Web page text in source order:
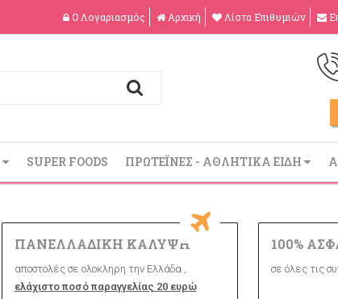
Ο Λογαριασμός Αρχική Λίστα Επιθυμιών
SUPER FOODS ΠΡΩΤΕΪΝΕΣ - ΑΘΛΗΤΙΚΑ ΕΙΔΗ
ΠΑΝΕΛΛΑΔΙΚΗ ΚΑΛΥΨΗ
αποστολές σε ολοκληρη την Ελλάδα ,
ελάχιστο ποσό παραγγελίας 20 ευρώ
100%
σε όλες τις